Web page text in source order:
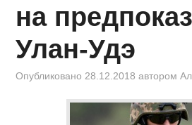
на
Улан-Удэ
Опубликовано 28.12.2018 автором